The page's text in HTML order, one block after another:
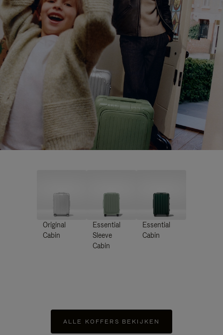
Original
Cabin
Essential
Sleeve
Cabin
Essential
Cabin
ALLE KOFFERS BEKIJKEN